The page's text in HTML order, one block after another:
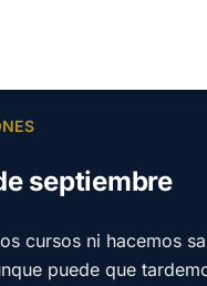
septiembre
cursos ni hacemos
puede que